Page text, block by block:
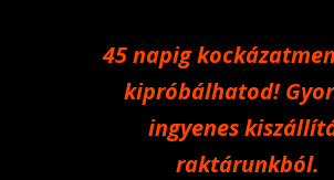
45 napig
kipróbálhatod!
ingyenes
raktárunkból.